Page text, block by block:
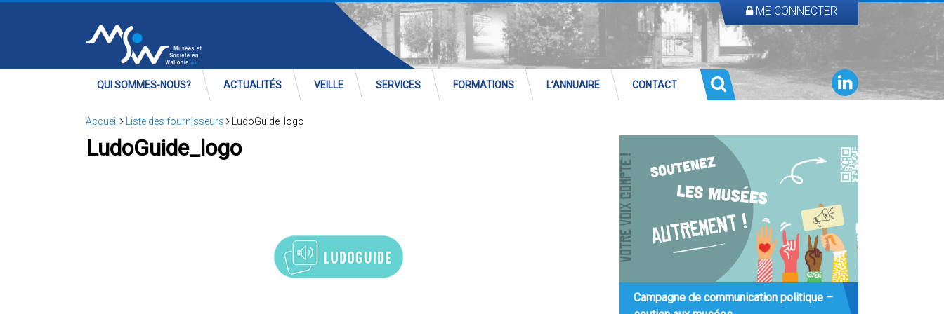
ME CONNECTER
QUI SOMMES-NOUS? ACTUALITÉS VEILLE SERVICES FORMATIONS L’ANNUAIRE CONTACT
Accueil Liste des fournisseurs LudoGuide_logo
LudoGuide_logo
Campagne de communication politique –